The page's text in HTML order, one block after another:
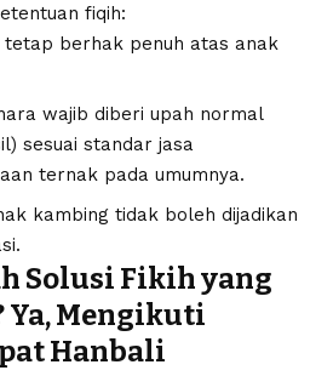
fiqih:
tetap berhak penuh atas anak
wajib diberi upah normal
sesuai standar jasa
ternak pada umumnya.
kambing tidak boleh dijadikan
Solusi Fikih yang
Ya, Mengikuti
Hanbali